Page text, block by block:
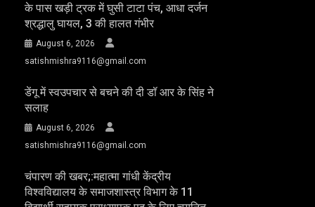
के पास खड़ी ट्रक में घुसी टाटा पंच, आधा दर्जन
श्रद्धालु घायल, 3 की हालत गंभीर
August 6, 2026
satishmishra9116@gmail.com
डेंगू में स्वउपचार से बचने की दी डॉ आर के सिंह ने
सलाह
August 6, 2026
satishmishra9116@gmail.com
चंपारण की खबर;:महात्मा गांधी केंद्रीय
विश्वविद्यालय के समाजशास्त्र विभाग के 11